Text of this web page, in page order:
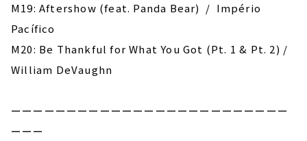
M19: Aftershow (feat. Panda Bear) / ‎Império
Pacífico
M20: Be Thankful for What You Got (Pt. 1 & Pt. 2) /
William DeVaughn
ーーーーーーーーーーーーーーーーーーーーーーーーー
ーーー